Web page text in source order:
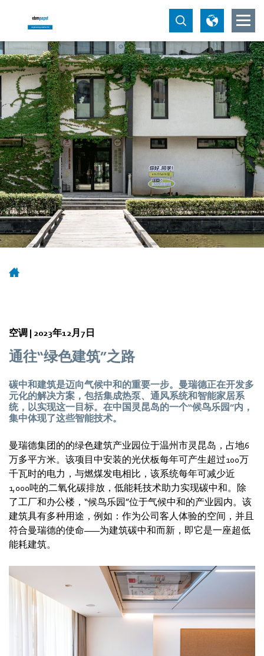
空调 | 2023年12月7日
通往“绿色建筑”之路
碳中和建筑是迈向气候中和的重要一步。曼瑞德正在开发多
元化的解决方案，包括集成热泵、通风系统和智能家居系
统，以实现这一目标。在中国灵昆岛的一个“候鸟乐园”内，
集中体现了这些智能技术。
曼瑞德集团的的绿色建筑产业园位于温州市灵昆岛，占地6
万多平方米。该项目中安装的光伏板每年可产生超过100万
千瓦时的电力，与燃煤发电相比，该系统每年可减少近
1,000吨的二氧化碳排放，低能耗技术助力实现碳中和。除
了工厂和办公楼，“候鸟乐园”位于气候中和的产业园内。该
建筑具有多种用途，例如：作为公司客人体验的空间，并且
符合曼瑞德的使命——为建筑碳中和而新，即它是一座超低
能耗建筑。